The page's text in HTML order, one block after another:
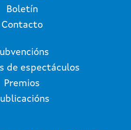
Boletín
Contacto
de espectáculos
Premios